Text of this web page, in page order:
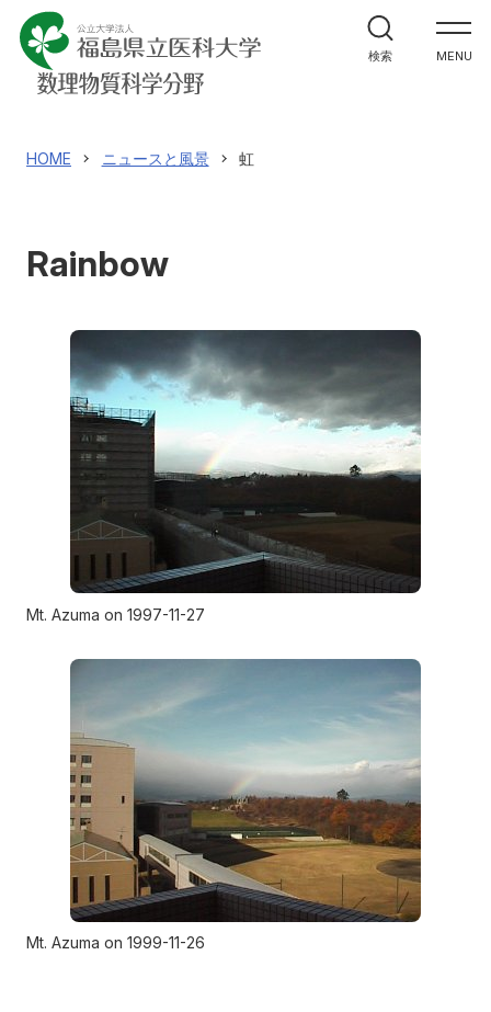
MENU
ホーム
教室紹介
研究紹介・実績
アクセス お問い合わせ
検索
HOME ニュースと風景 虹
Rainbow
Mt. Azuma on 1997-11-27
Mt. Azuma on 1999-11-26